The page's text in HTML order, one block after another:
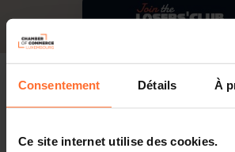
Consentement Détails À
Ce site internet utilise des cookies.